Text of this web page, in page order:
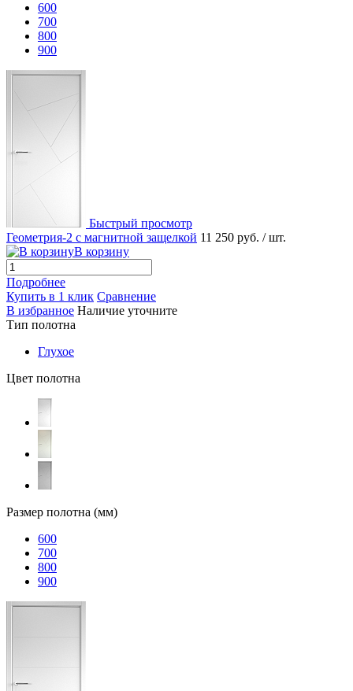
600
700
800
900
Быстрый просмотр
Геометрия-2 с магнитной защелкой 11 250 руб. / шт.
В корзину
Подробнее
Купить в 1 клик Сравнение
В избранное Наличие уточните
Тип полотна
Глухое
Цвет полотна
Размер полотна (мм)
600
700
800
900